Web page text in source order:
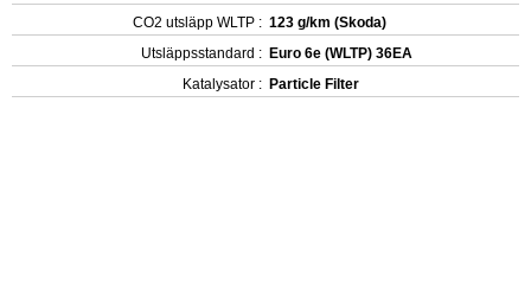
CO2 utsläpp WLTP : 123 g/km (Skoda)
Utsläppsstandard : Euro 6e (WLTP) 36EA
Katalysator : Particle Filter